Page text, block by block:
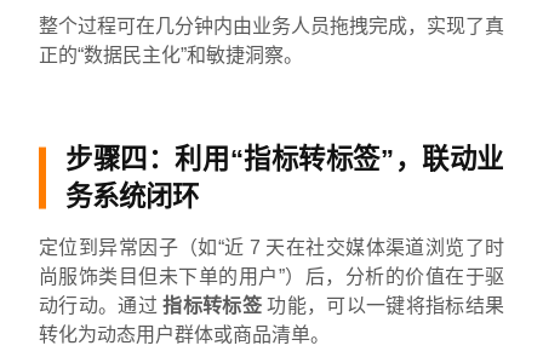
整个过程可在几分钟内由业务人员拖拽完成，实现了真
正的“数据民主化”和敏捷洞察。
步骤四：利用“指标转标签”，联动业
务系统闭环
定位到异常因子（如“近 7 天在社交媒体渠道浏览了时
尚服饰类目但未下单的用户”）后，分析的价值在于驱
动行动。通过指标转标签 功能，可以一键将指标结果
转化为动态用户群体或商品清单。